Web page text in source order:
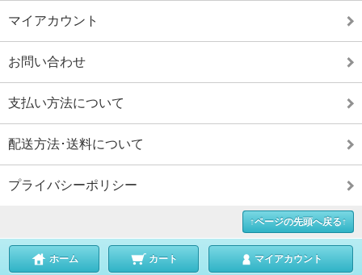
マイアカウント
お問い合わせ
支払い方法について
配送方法･送料について
プライバシーポリシー
↑ページの先頭へ戻る↑
ホーム カート マイアカウント